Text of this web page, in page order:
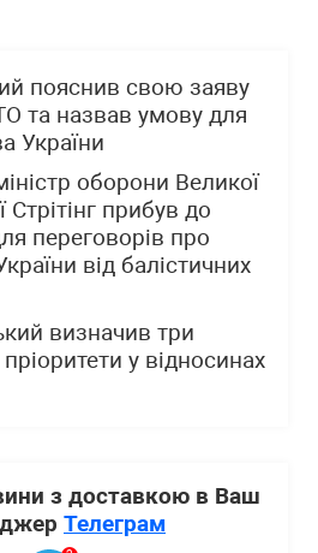
пояснив свою заяву
та назвав умову для
України
оборони Великої
Стрітінг прибув до
переговорів про
від балістичних
визначив три
пріоритети у відносинах
з доставкою в Ваш
Телеграм